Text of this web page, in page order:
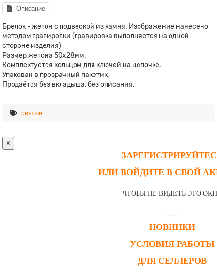
Описание
Брелок - жетон с подвеской из камня. Изображение нанесено
методом гравировки (гравировка выполняется на одной
стороне изделия).
Размер жетона 50х28мм.
Комплектуется кольцом для ключей на цепочке.
Упакован в прозрачный пакетик.
Продаётся без вкладыша, без описания.
святые
×
ИЛИ ВОЙДИТЕ В СВОЙ
ЧТОБЫ НЕ ВИДЕТЬ ЭТО
------
НОВИНКИ
УСЛОВИЯ РАБОТЫ
ДЛЯ СЕЛЛЕРОВ